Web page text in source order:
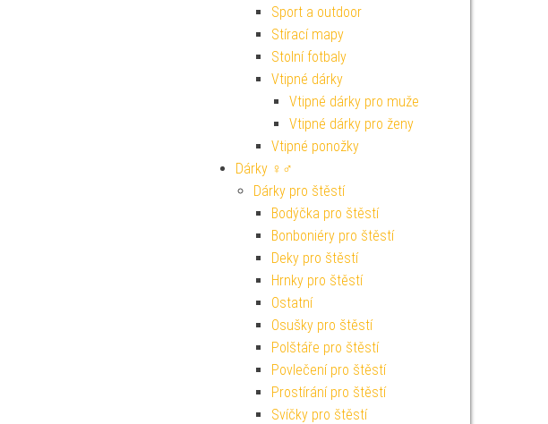
Sport a outdoor
Stírací mapy
Stolní fotbaly
Vtipné dárky
Vtipné dárky pro muže
Vtipné dárky pro ženy
Vtipné ponožky
Dárky ♀♂
Dárky pro štěstí
Bodýčka pro štěstí
Bonboniéry pro štěstí
Deky pro štěstí
Hrnky pro štěstí
Ostatní
Osušky pro štěstí
Polštáře pro štěstí
Povlečení pro štěstí
Prostírání pro štěstí
Svíčky pro štěstí